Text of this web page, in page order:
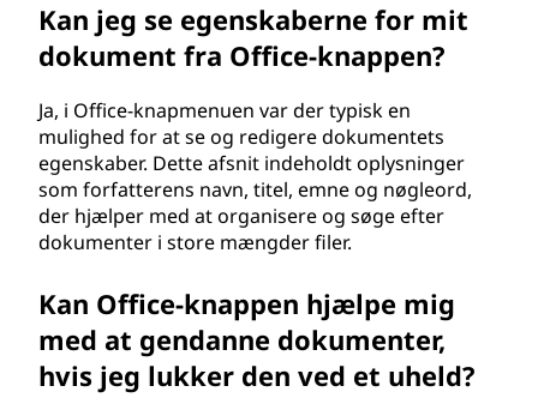
Kan jeg se egenskaberne for mit
dokument fra Office-knappen?
Ja, i Office-knapmenuen var der typisk en
mulighed for at se og redigere dokumentets
egenskaber. Dette afsnit indeholdt oplysninger
som forfatterens navn, titel, emne og nøgleord,
der hjælper med at organisere og søge efter
dokumenter i store mængder filer.
Kan Office-knappen hjælpe mig
med at gendanne dokumenter,
hvis jeg lukker den ved et uheld?